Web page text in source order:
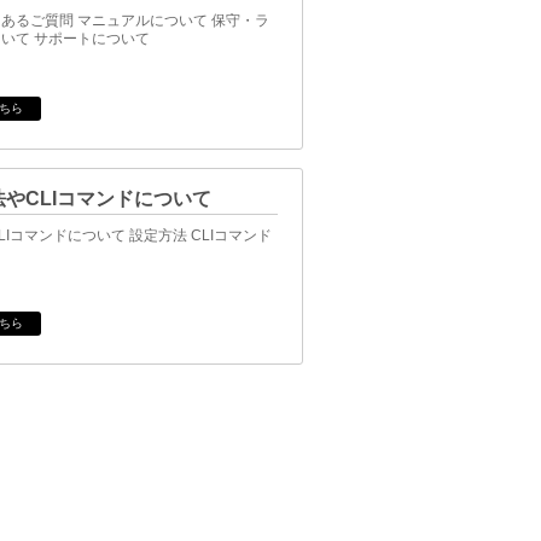
るご質問 マニュアルについて 保守・ラ
て サポートについて
ら
やCLIコマンドについて
コマンドについて 設定方法 CLIコマンド
ら